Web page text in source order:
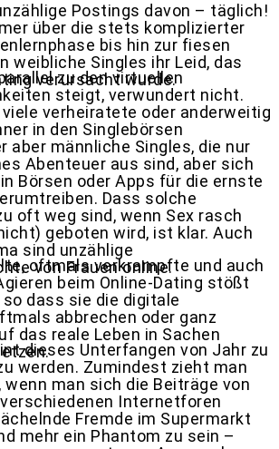
Postings davon – täglich!
über die stets komplizierter
bis hin zur fiesen
weibliche Singles ihr Leid, das
verursacht wurde.
zu den virtuellen
steigt, verwundert nicht.
verheiratete oder anderweitig
in den Singlebörsen
aber männliche Singles, die nur
Abenteuer aus sind, aber sich
Börsen oder Apps für die ernste
Dass solche
oft weg sind, wenn Sex rasch
geboten wird, ist klar. Auch
sind unzählige
von Frauen online.
oftmals verkrampfte und auch
beim Online-Dating stößt
so dass sie die digitale
abbrechen oder ganz
das reale Leben in Sachen
dieses Unterfangen von Jahr zu
werden. Zumindest zieht man
wenn man sich die Beiträge von
Internetforen
Fremde im Supermarkt
mehr ein Phantom zu sein –